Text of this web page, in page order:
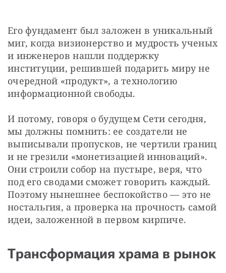
Его фундамент был заложен в уникальный
миг, когда визионерство и мудрость ученых
и инженеров нашли поддержку
институции, решившей подарить миру не
очередной «продукт», а технологию
информационной свободы.
И потому, говоря о будущем Сети сегодня,
мы должны помнить: ее создатели не
выписывали пропусков, не чертили границ
и не грезили «монетизацией инноваций».
Они строили собор на пустыре, веря, что
под его сводами сможет говорить каждый.
Поэтому нынешнее беспокойство — это не
ностальгия, а проверка на прочность самой
идеи, заложенной в первом кирпиче.
Трансформация храма в рынок